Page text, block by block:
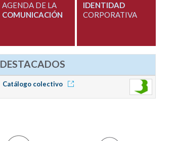
AGENDA DE LA
COMUNICACIÓN
IDENTIDAD
CORPORATIVA
DESTACADOS
Catálogo colectivo